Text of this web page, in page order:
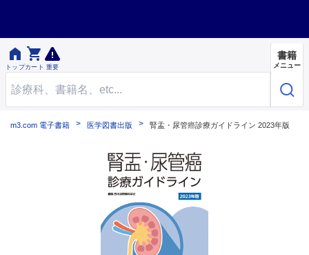

トップ

カート 重要
書籍
メニュー
m3.com 電子書籍 医学図書出版 腎盂・尿管癌診療ガイドライン 2023年版